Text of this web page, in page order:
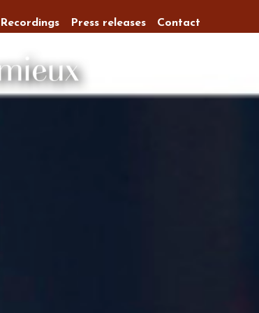
Recordings Press releases Contact